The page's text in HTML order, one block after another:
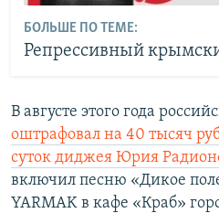
БОЛЬШЕ ПО ТЕМЕ:
Репрессивный
В августе этого года
оштрафовал на 40 тысяч
суток диджея Юрия
включил песню «Дикое
YARMAK в кафе «Краб»